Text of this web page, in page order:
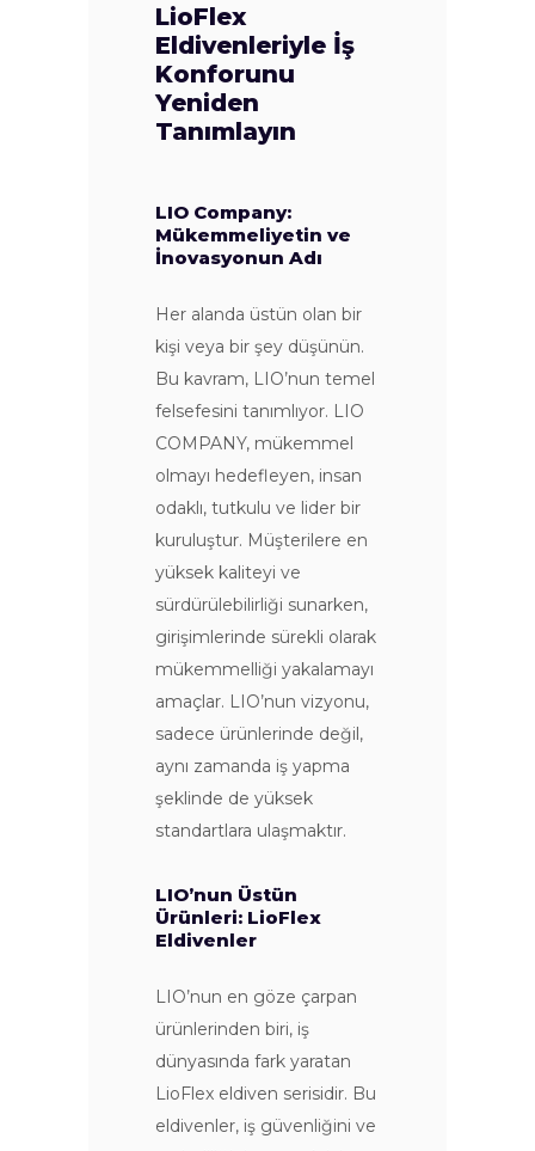
LioFlex
Eldivenleriyle İş
Konforunu
Yeniden
Tanımlayın
LIO Company:
Mükemmeliyetin ve
İnovasyonun Adı
Her alanda üstün olan bir
kişi veya bir şey düşünün.
Bu kavram, LIO’nun temel
felsefesini tanımlıyor. LIO
COMPANY, mükemmel
olmayı hedefleyen, insan
odaklı, tutkulu ve lider bir
kuruluştur. Müşterilere en
yüksek kaliteyi ve
sürdürülebilirliği sunarken,
girişimlerinde sürekli olarak
mükemmelliği yakalamayı
amaçlar. LIO’nun vizyonu,
sadece ürünlerinde değil,
aynı zamanda iş yapma
şeklinde de yüksek
standartlara ulaşmaktır.
LIO’nun Üstün
Ürünleri: LioFlex
Eldivenler
LIO’nun en göze çarpan
ürünlerinden biri, iş
dünyasında fark yaratan
LioFlex eldiven serisidir. Bu
eldivenler, iş güvenliğini ve